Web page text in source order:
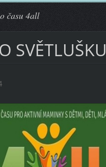
času 4all
SVĚTLUŠKU